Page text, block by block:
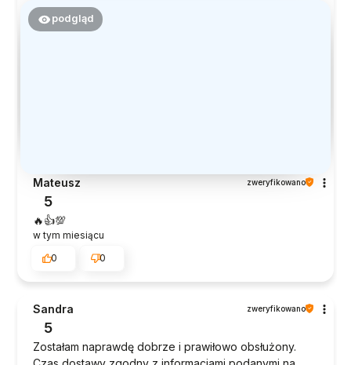
podgląd
Mateusz zweryfikowano
5
🔥👍️💯
w tym miesiącu
0
0
Sandra zweryfikowano
5
Zostałam naprawdę dobrze i prawiłowo obsłużony.